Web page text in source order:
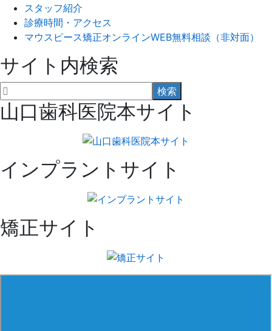
スタッフ紹介
診療時間・アクセス
マウスピース矯正オンラインWEB無料相談（非対面）
サイト内検索
山口歯科医院本サイト
インプラントサイト
矯正サイト